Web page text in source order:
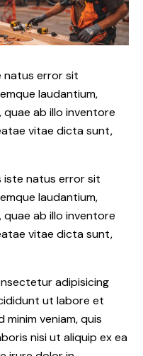
natus error sit
laudantium,
ab illo inventore
vitae dicta sunt,
iste natus error sit
laudantium,
ab illo inventore
vitae dicta sunt,
adipisicing
ut labore et
minim veniam, quis
nisi ut aliquip ex ea